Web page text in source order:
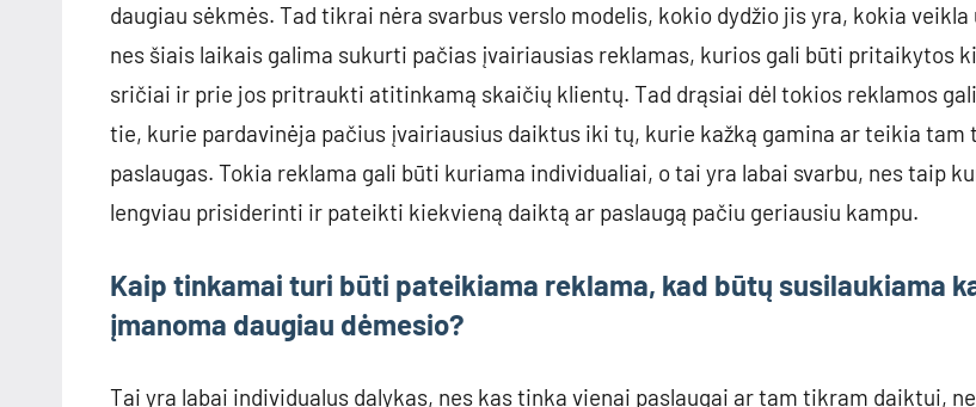
daugiau sėkmės. Tad tikrai nėra svarbus verslo modelis, kokio dydžio jis yra, kokia veikla
nes šiais laikais galima sukurti pačias įvairiausias reklamas, kurios gali būti pritaikytos
sričiai ir prie jos pritraukti atitinkamą skaičių klientų. Tad drąsiai dėl tokios reklamos
tie, kurie pardavinėja pačius įvairiausius daiktus iki tų, kurie kažką gamina ar teikia tam
paslaugas. Tokia reklama gali būti kuriama individualiai, o tai yra labai svarbu, nes taip
lengviau prisiderinti ir pateikti kiekvieną daiktą ar paslaugą pačiu geriausiu kampu.
Kaip tinkamai turi būti pateikiama reklama, kad būtų susilaukiama
įmanoma daugiau dėmesio?
Tai yra labai individualus dalykas, nes kas tinka vienai paslaugai ar tam tikram daiktui,